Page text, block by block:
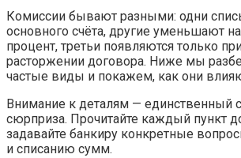
Комиссии бывают разными: одни
основного счёта, другие уменьшают
процент, третьи появляются только
расторжении договора. Ниже мы
частые виды и покажем, как они
Внимание к деталям — единственный
сюрприза. Прочитайте каждый пункт
задавайте банкиру конкретные
и списанию сумм.